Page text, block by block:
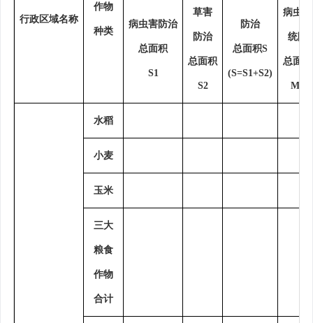
行政区域名称
作物
种类
病虫害防治
总面积
S1
草害
防治
总面积
S2
防治
总面积S
(S=S1+S2)
病虫害
统防
总面积
M1
水稻
小麦
玉米
三大
粮食
作物
合计